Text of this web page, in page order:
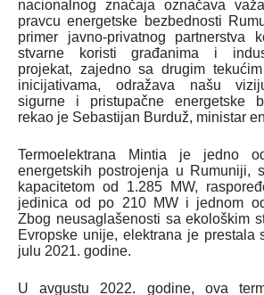
nacionalnog značaja označava
pravcu energetske bezbednosti
primer javno-privatnog partnerstva
stvarne koristi građanima i
projekat, zajedno sa drugim
inicijativama, odražava našu
sigurne i pristupačne energetske
rekao je Sebastijan Burduž, ministar
Termoelektrana Mintia je jedno
energetskih postrojenja u Rumuniji,
kapacitetom od 1.285 MW,
jedinica od po 210 MW i jednom
Zbog neusaglašenosti sa ekološkim
Evropske unije, elektrana je prestala
julu 2021. godine.
U avgustu 2022. godine, ova